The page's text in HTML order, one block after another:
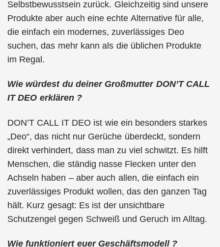
Selbstbewusstsein zurück. Gleichzeitig sind unsere
Produkte aber auch eine echte Alternative für alle,
die einfach ein modernes, zuverlässiges Deo
suchen, das mehr kann als die üblichen Produkte
im Regal.
Wie würdest du deiner Großmutter DON’T CALL
IT DEO erklären ?
DON’T CALL IT DEO ist wie ein besonders starkes
„Deo“, das nicht nur Gerüche überdeckt, sondern
direkt verhindert, dass man zu viel schwitzt. Es hilft
Menschen, die ständig nasse Flecken unter den
Achseln haben – aber auch allen, die einfach ein
zuverlässiges Produkt wollen, das den ganzen Tag
hält. Kurz gesagt: Es ist der unsichtbare
Schutzengel gegen Schweiß und Geruch im Alltag.
Wie funktioniert euer Geschäftsmodell ?